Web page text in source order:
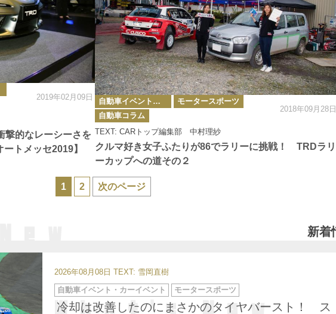
的なレーシーさを
トメッセ2019】
2019年02月09日
クルマ好き女子ふたりが86でラリーに挑戦！ TRDラリ
ーカップへの道その２
TEXT: CARトップ編集部 中村理紗
カ
テ
ゴ
リ
ー
自動車イベント・カーイベント
モータースポーツ
自動車コラム
2018年09月28日
1 2 次のページ
新着
2026年08月08日 TEXT: 雪岡直樹
冷却は改善したのにまさかのタイヤバースト！ ス
カ
テ
ゴ
リ
自動車イベント・カーイベント モータースポーツ